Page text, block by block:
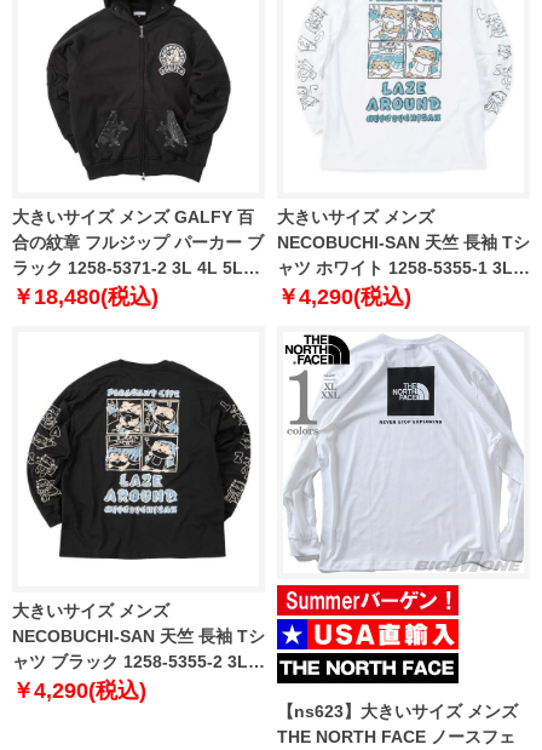
大きいサイズ メンズ GALFY 百
合の紋章 フルジップ パーカー ブ
ラック 1258-5371-2 3L 4L 5L
6L
￥18,480(税込)
大きいサイズ メンズ
NECOBUCHI-SAN 天竺 長袖 Tシ
ャツ ホワイト 1258-5355-1 3L
4L 5L 6L 8L
￥4,290(税込)
大きいサイズ メンズ
NECOBUCHI-SAN 天竺 長袖 Tシ
ャツ ブラック 1258-5355-2 3L
4L 5L 6L 8L
￥4,290(税込)
【ns623】大きいサイズ メンズ
THE NORTH FACE ノースフェ